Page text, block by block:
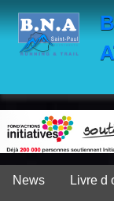
News Livre d